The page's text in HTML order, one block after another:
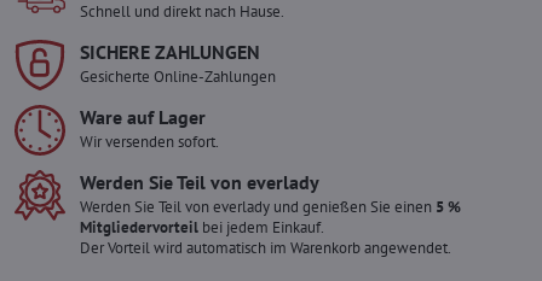
Schnell und direkt nach Hause.
SICHERE ZAHLUNGEN
Gesicherte Online-Zahlungen
Ware auf Lager
Wir versenden sofort.
Werden Sie Teil von everlady
Werden Sie Teil von everlady und genießen Sie einen 5 %
Mitgliedervorteil bei jedem Einkauf.
Der Vorteil wird automatisch im Warenkorb angewendet.